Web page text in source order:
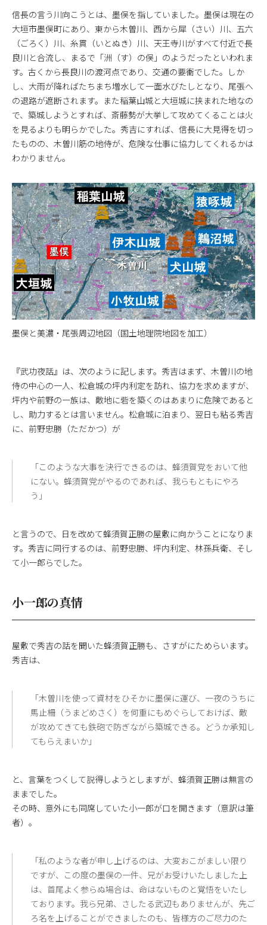
信長の言う川向こうとは、墨俣を指していました。墨俣は現在の
大垣市墨俣町にあり、東から木曽川、西から犀（さい）川、五六
（ごろく）川、糸貫（いとぬき）川、天王寺川がすべて付近で長
良川と合流し、まるで「洲（す）の俣」のようだったといわれま
す。古くから長良川の渡河点であり、交通の要衝でした。しか
し、大雨が降ればたちまち増水して一面水びたしとなり、尾張へ
の退路が遮断されます。また稲葉山城と大垣城に挟まれた地なの
で、築城しようとすれば、斎藤勢が大挙して攻めてくることは火
を見るよりも明らかでした。秀吉にすれば、信長に大見得を切っ
たものの、木曽川筋の地侍が、危険な仕事に協力してくれるかは
わかりません。
墨俣と美濃・尾張周辺地図（国土地理院地図を加工）
『武功夜話』は、次のように記します。秀吉はまず、木曽川の地
侍の中心の一人、松倉城の坪内利定を訪れ、協力を求めますが、
坪内や前野の一族は、敵地に砦を築くのはあまりに危険であると
し、助力するとは言いません。松倉城に泊まり、翌日も粘る秀吉
に、前野忠勝（ただかつ）が
「このような大事を決行できるのは、蜂須賀党をおいて他
にない。蜂須賀党がやるのであれば、我らもともにやろ
う」
と言うので、日を改めて蜂須賀正勝の屋敷に向かうことになりま
す。秀吉に同行するのは、前野忠勝、坪内利定、林孫兵衛、そし
て小一郎らでした。
小一郎の真情
屋敷で秀吉の話を聞いた蜂須賀正勝も、さすがにためらいます。
秀吉は、
「木曽川を使って資材をひそかに墨俣に運び、一夜のうちに
馬止柵（うまどめさく）を何重にもめぐらしておけば、敵
が攻めてきても鉄砲で防ぎながら築城できる。どうか承知し
てもらえまいか」
と、言葉をつくして説得しようとしますが、蜂須賀正勝は無言の
ままでした。
その時、意外にも同席していた小一郎が口を開きます（意訳は筆
者）。
「私のような者が申し上げるのは、大変おこがましい限り
ですが、この度の墨俣の一件、兄がお受けいたしました上
は、首尾よく参らぬ場合は、命はないものと覚悟をいたし
ております。我ら兄弟、さしたる武辺もありませんが、先ご
ろ名を上げることができましたのも、皆様方のご尽力のた